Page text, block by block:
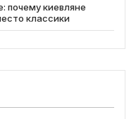
почему киевляне
классики